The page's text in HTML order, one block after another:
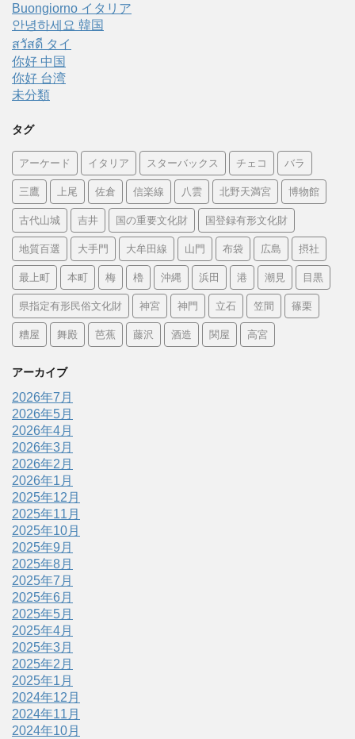
Buongiorno イタリア
안녕하세요 韓国
สวัสดี タイ
你好 中国
你好 台湾
未分類
タグ
アーケード イタリア スターバックス チェコ バラ
三鷹 上尾 佐倉 信楽線 八雲 北野天満宮 博物館
古代山城 吉井 国の重要文化財 国登録有形文化財
地質百選 大手門 大牟田線 山門 布袋 広島 摂社
最上町 本町 梅 櫓 沖縄 浜田 港 潮見 目黒
県指定有形民俗文化財 神宮 神門 立石 笠間 篠栗
糟屋 舞殿 芭蕉 藤沢 酒造 関屋 高宮
アーカイブ
2026年7月
2026年5月
2026年4月
2026年3月
2026年2月
2026年1月
2025年12月
2025年11月
2025年10月
2025年9月
2025年8月
2025年7月
2025年6月
2025年5月
2025年4月
2025年3月
2025年2月
2025年1月
2024年12月
2024年11月
2024年10月